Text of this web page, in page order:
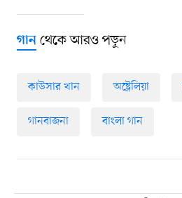
গানথেকে আরও পড়ুন
কাউসার খান অষ্ট্রেলিয়া
গানবাজনা বাংলা গান